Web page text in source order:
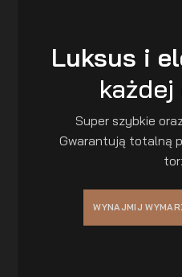
Luksus i
Super szybkie
Gwarantują totalną
WYNAJMIJ